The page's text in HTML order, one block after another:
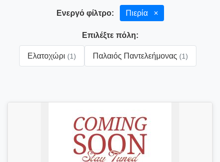
Ενεργό φίλτρο: Πιερία ×
Επιλέξτε πόλη:
Ελατοχώρι (1) Παλαιός Παντελεήμονας (1)